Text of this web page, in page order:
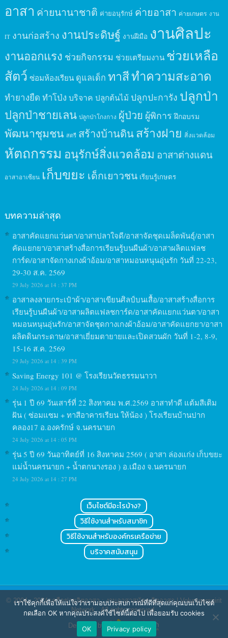
อาสา ค่ายนานาชาติ ค่ายอนุรักษ์ ค่ายอาสา ค่ายเกษตร งาน
IT งานก่อสร้าง งานประดิษฐ์ งานฝีมือ งานศิลปะ
งานออกแรง ช่วยกิจกรรม ช่วยเตรียมงาน ช่วยเหลือ
สัตว์ ซ่อมห้องเรียน ดูแลเด็ก ทาสีทำความสะอาด
ทำยางยืด ทำโป่ง บริจาค ปลูกต้นไม้ ปลูกปะการัง ปลูกป่า
ปลูกป่าชายเลน ปลูกป่าโกงกาง ผู้ป่วย ผู้พิการ ฝึกอบรม
พัฒนาชุมชน สตรี สร้างบ้านดินสร้างฝาย สิ่งแวดล้อม
หัตถกรรม อนุรักษ์สิ่งแวดล้อม อาสาต่างแดน
อาสาอาเซียน เก็บขยะ เด็กเยาวชน เรียนรู้เกษตร
บทความล่าสุด
อาสาคัดแยกแว่นตา/อาสาปลาใจดี/อาสาจัดชุดเมล็ดพันธุ์/อาสา
คัดแยกยา/อาสาสร้างสื่อการเรียนรู้บนผืนผ้า/อาสาผลิตแฟลช
การ์ด/อาสาจัดกางเกงผ้าอ้อม/อาสาหมอนหนุนอุ่นรัก วันที่ 22-23,
29-30 ส.ค. 2569
29 July 2026 at 14 : 37 PM
อาสาลงลายกระเป๋าผ้า/อาสาเขียนศิลป์บนเสื้อ/อาสาสร้างสื่อการ
เรียนรู้บนผืนผ้า/อาสาผลิตแฟลชการ์ด/อาสาคัดแยกแว่นตา/อาสา
หมอนหนุนอุ่นรัก/อาสาจัดชุดกางเกงผ้าอ้อม/อาสาคัดแยกยา/อาสา
ผลิตดินกระดาษ/อาสาเยี่ยมตายายและเปิดสวนผัก วันที่ 1-2, 8-9,
15-16 ส.ค. 2569
29 July 2026 at 14 : 39 PM
Saving Energy 101 @ โรงเรียนวัดธรรมนาวา
24 July 2026 at 14 : 09 PM
รุ่น 1 ปี 69 วันเสาร์ที่ 22 สิงหาคม พ.ศ.2569 อาสาทำดี แต้มสีเติม
ฝัน ( ซ่อมแซม + ทาสีอาคารเรียน ให้น้อง ) โรงเรียนบ้านปาก
คลอง17 อ.องครักษ์ จ.นครนายก
24 July 2026 at 14 : 05 PM
รุ่น 5 ปี 69 วันอาทิตย์ที่ 16 สิงหาคม 2569 ( อาสา ล่องแก่ง เก็บขยะ
แม่น้ำนครนายก + น้ำตกนางรอง ) อ.เมือง จ.นครนายก
24 July 2026 at 14 : 27 PM
เว็บไซต์มีอะไรบ้าง?
วิธีใช้งานสำหรับสมาชิก
วิธีใช้งานสำหรับองค์กรเครือข่าย
บริจาคสนับสนุน
© 2004 - 2024เครือข่ายจิตอาสา : งานอาสาสมัคร จิตอาสา | Volunteerspirit
Network. All rights reserved.
Designed by
เราใช้คุกกี้เพื่อให้แน่ใจว่าเรามอบประสบการณ์ที่ดีที่สุดแก่คุณบนเว็บไซต์
กดเลือก OK หากคุณประสงค์ใช้ไซต์นี้ต่อไป เพื่อยอมรับ cookies
OK
Privacy policy